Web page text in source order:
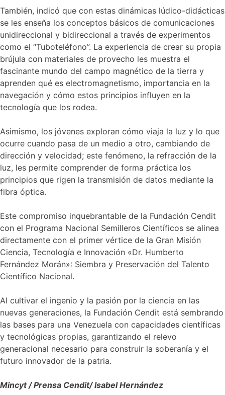
También, indicó que con estas dinámicas lúdico-didácticas
se les enseña los conceptos básicos de comunicaciones
unidireccional y bidireccional a través de experimentos
como el “Tuboteléfono”. La experiencia de crear su propia
brújula con materiales de provecho les muestra el
fascinante mundo del campo magnético de la tierra y
aprenden qué es electromagnetismo, importancia en la
navegación y cómo estos principios influyen en la
tecnología que los rodea.
Asimismo, los jóvenes exploran cómo viaja la luz y lo que
ocurre cuando pasa de un medio a otro, cambiando de
dirección y velocidad; este fenómeno, la refracción de la
luz, les permite comprender de forma práctica los
principios que rigen la transmisión de datos mediante la
fibra óptica.
Este compromiso inquebrantable de la Fundación Cendit
con el Programa Nacional Semilleros Científicos se alinea
directamente con el primer vértice de la Gran Misión
Ciencia, Tecnología e Innovación «Dr. Humberto
Fernández Morán»: Siembra y Preservación del Talento
Científico Nacional.
Al cultivar el ingenio y la pasión por la ciencia en las
nuevas generaciones, la Fundación Cendit está sembrando
las bases para una Venezuela con capacidades científicas
y tecnológicas propias, garantizando el relevo
generacional necesario para construir la soberanía y el
futuro innovador de la patria.
Mincyt / Prensa Cendit/ Isabel Hernández